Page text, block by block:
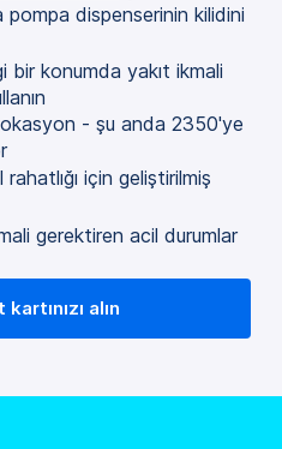
dispenserinin kilidini
bir konumda yakıt ikmali
- şu anda 2350'ye
rahatlığı için geliştirilmiş
gerektiren acil durumlar
alın